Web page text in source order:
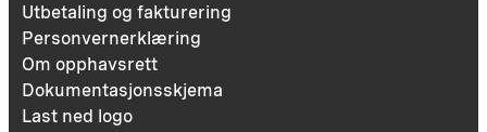
Utbetaling og fakturering
Personvernerklæring
Om opphavsrett
Dokumentasjonsskjema
Last ned logo